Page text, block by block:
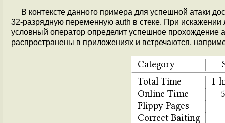
В контексте данного примера для успешной атаки
32-разрядную переменную auth в стеке. При
условный оператор определит успешное
распространены в приложениях и встречаются,